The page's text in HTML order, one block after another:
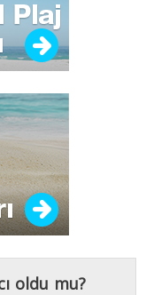
oldu mu?